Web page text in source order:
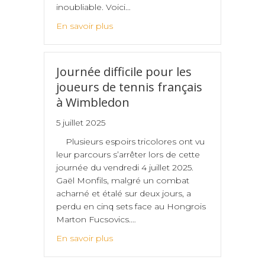
inoubliable. Voici…
En savoir plus
Journée difficile pour les
joueurs de tennis français
à Wimbledon
5 juillet 2025
Plusieurs espoirs tricolores ont vu
leur parcours s’arrêter lors de cette
journée du vendredi 4 juillet 2025.
Gaël Monfils, malgré un combat
acharné et étalé sur deux jours, a
perdu en cinq sets face au Hongrois
Marton Fucsovics.…
En savoir plus